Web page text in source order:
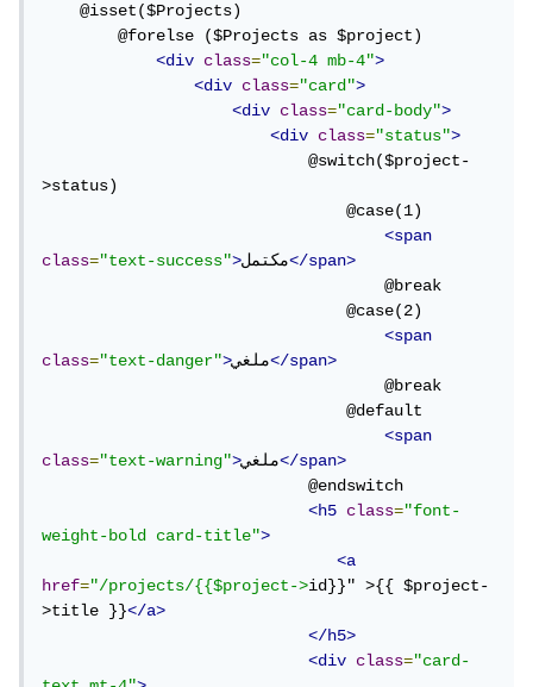
    @isset($Projects)
        @forelse ($Projects as $project)
<div
class="col-4 mb-4">
<div
class="card">
<div
class="card-body">
<div
class="status">
                            @switch($project-
>status)
                                @case(1)
<span
class="text-success">مكتمل</span>
                                    @break
                                @case(2)
<span
class="text-danger">ملغي</span>
                                    @break
                                @default
<span
class="text-warning">ملغي</span>
                            @endswitch
<h5
class="font-
weight-bold card-title">
<a
href="/projects/{{$project->id}}" >{{ $project-
>title }}</a>
</h5>
<div
class="card-